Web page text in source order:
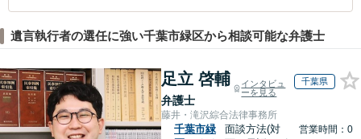
遺言執行者の選任に強い千葉市緑区から相談可能な弁護士
足立 啓輔
弁護士
インタビュ
ーを見る
千葉県
藤井・滝沢綜合法律事務所
千葉市緑
面談方法(対
営業時間：0